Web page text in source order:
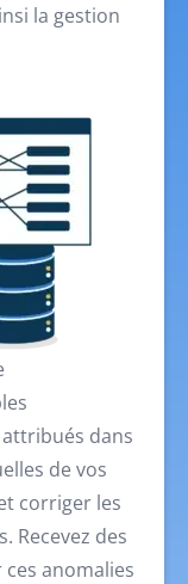
la gestion
dans
de vos
corriger les
Recevez des
anomalies